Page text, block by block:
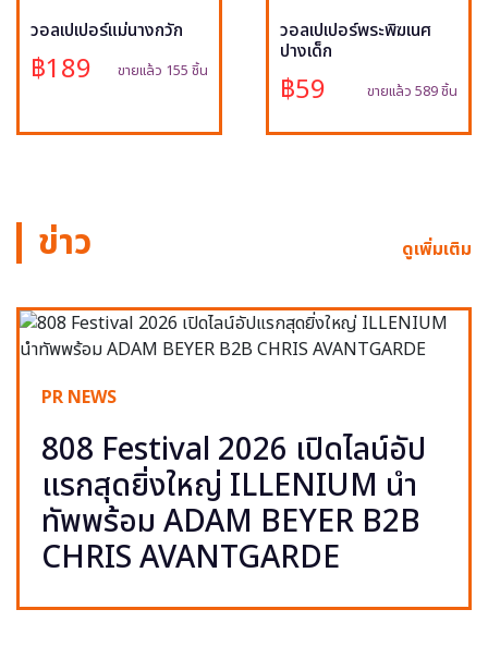
วอลเปเปอร์แม่นางกวัก
฿189 ขายแล้ว 155 ชิ้น
วอลเปเปอร์พระพิฆเนศ
ปางเด็ก
฿59 ขายแล้ว 589 ชิ้น
ข่าว ดูเพิ่มเติม
PR NEWS
808 Festival 2026 เปิดไลน์อัป
แรกสุดยิ่งใหญ่ ILLENIUM นำ
ทัพพร้อม ADAM BEYER B2B
CHRIS AVANTGARDE